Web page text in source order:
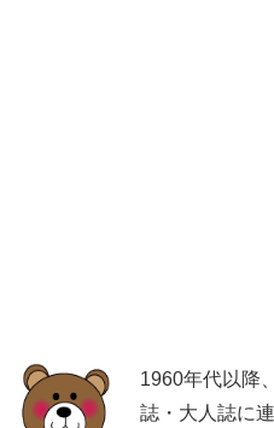
1960年代以降
誌・大人誌に